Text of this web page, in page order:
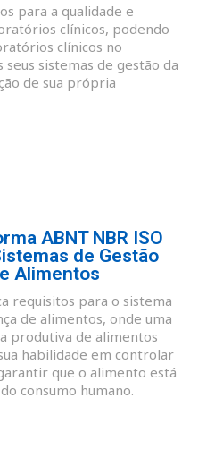
para a qualidade e
clínicos, podendo
clínicos no
sistemas de gestão da
de sua própria
ABNT NBR ISO
de Gestão
Alimentos
requisitos para o sistema
de alimentos, onde uma
produtiva de alimentos
habilidade em controlar
que o alimento está
consumo humano.